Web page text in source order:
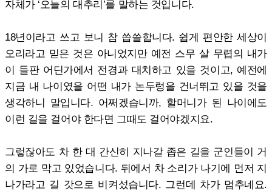
자체가 ‘오늘의 대추리’를 말하는 것입니다.
18년이라고 쓰고 보니 참 씁쓸합니다. 쉽게 편안한 세상이
오리라고 믿은 것은 아니었지만 예전 스무 살 무렵의 내가
이 들판 어딘가에서 전경과 대치하고 있을 것이고, 예전에
지금 내 나이였을 어떤 내가 논두렁을 건너뛰고 있을 것을
생각하니 말입니다. 어쩌겠습니까, 할머니가 된 나이에도
이런 길을 걸어야 한다면 그때도 걸어야겠지요.
그렇잖아도 차 한 대 간신히 지나갈 좁은 길을 군인들이 거
의 가로 막고 있었습니다. 뒤에서 차 소리가 나기에 먼저 지
나가라고 길 갓으로 비켜섰습니다. 그런데 차가 멈추네요.